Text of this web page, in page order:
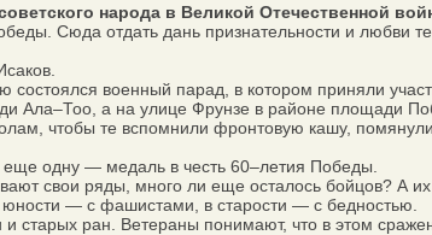
народа в Великой Отечественной
Сюда отдать дань признательности и любви
военный парад, в котором приняли
Ала–Тоо, а на улице Фрунзе в районе площади
чтобы те вспомнили фронтовую кашу,
одну — медаль в честь 60–летия Победы.
свои ряды, много ли еще осталось бойцов? А
— с фашистами, в старости — с бедностью.
ран. Ветераны понимают, что в этом